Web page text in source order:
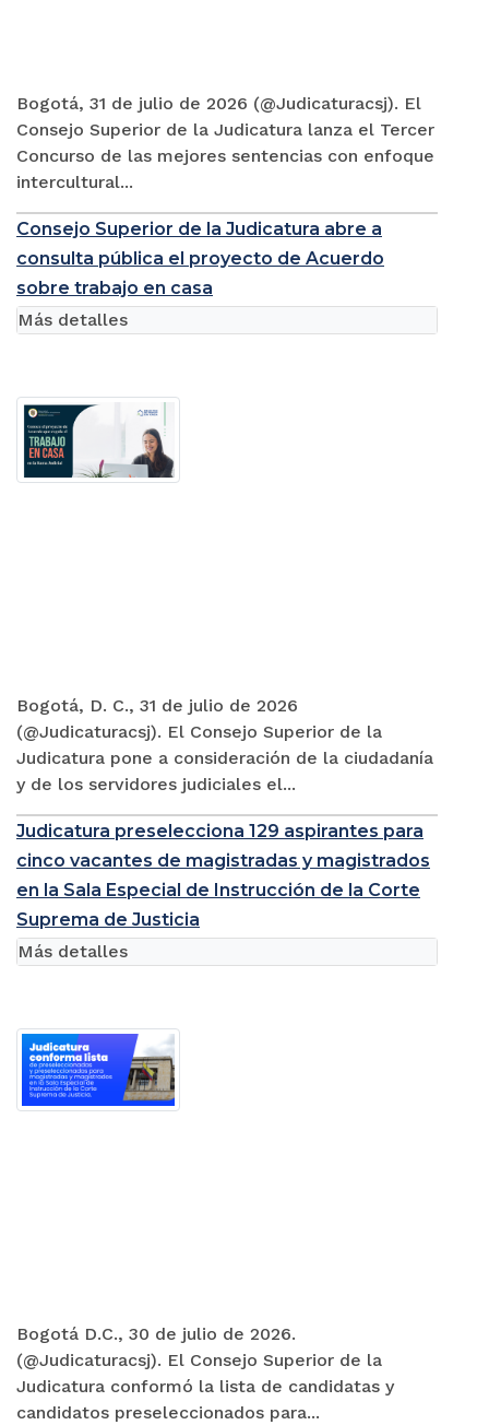
Bogotá, 31 de julio de 2026 (@Judicaturacsj). El
Consejo Superior de la Judicatura lanza el Tercer
Concurso de las mejores sentencias con enfoque
intercultural...
Consejo Superior de la Judicatura abre a
consulta pública el proyecto de Acuerdo
sobre trabajo en casa
Bogotá, D. C., 31 de julio de 2026
(@Judicaturacsj). El Consejo Superior de la
Judicatura pone a consideración de la ciudadanía
y de los servidores judiciales el...
Más detalles
Judicatura preselecciona 129 aspirantes para
cinco vacantes de magistradas y magistrados
en la Sala Especial de Instrucción de la Corte
Suprema de Justicia
Bogotá D.C., 30 de julio de 2026.
(@Judicaturacsj). El Consejo Superior de la
Judicatura conformó la lista de candidatas y
candidatos preseleccionados para...
Más detalles